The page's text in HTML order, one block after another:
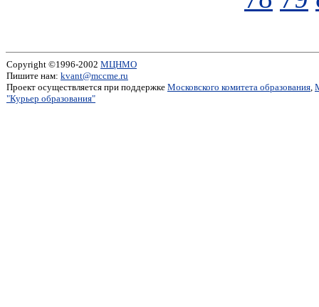
Copyright ©1996-2002 МЦНМО
Пишите нам: kvant@mccme.ru
Проект осуществляется при поддержке Московского комитета образования,
"Курьер образования"